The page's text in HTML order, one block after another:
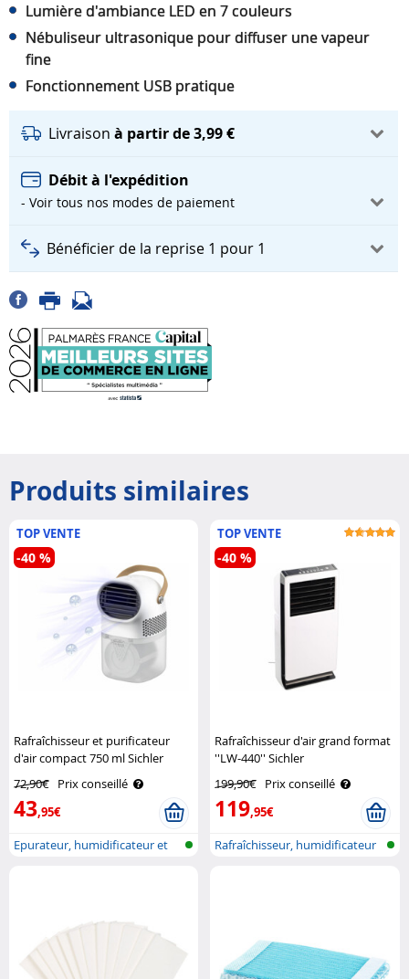
Lumière d'ambiance LED en 7 couleurs
Nébuliseur ultrasonique pour diffuser une vapeur
fine
Fonctionnement USB pratique
Livraison à partir de 3,99 €
Débit à l'expédition
- Voir tous nos modes de paiement
Bénéficier de la reprise 1 pour 1
Produits similaires
TOP VENTE
Rafraîchisseur et purificateur
d'air compact 750 ml Sichler
72,90€ Prix conseillé
43,95€
-40 %
Epurateur, humidificateur et
TOP VENTE
Rafraîchisseur d'air grand format
''LW-440'' Sichler
199,90€ Prix conseillé
119,95€
-40 %
Rafraîchisseur, humidificateur